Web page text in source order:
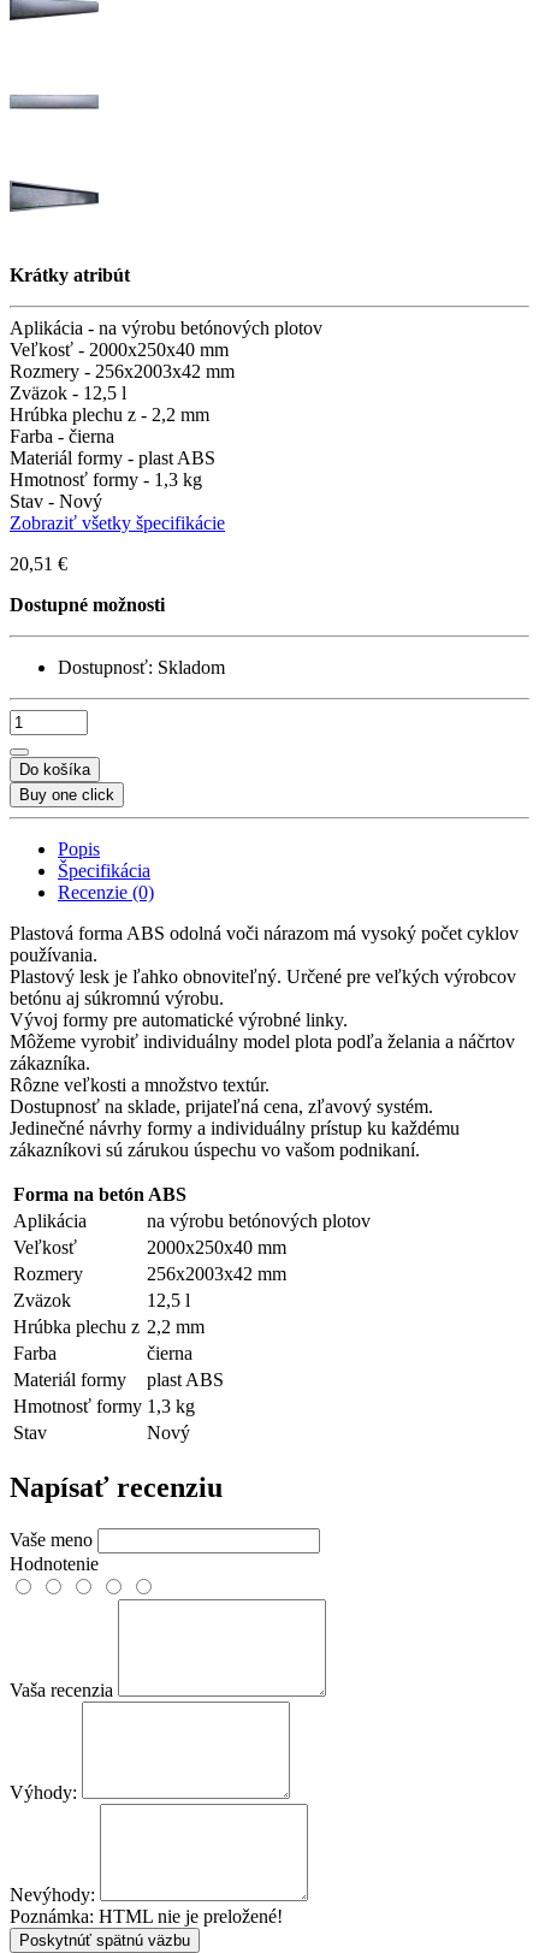
Krátky atribút
Aplikácia - na výrobu betónových plotov
Veľkosť - 2000х250х40 mm
Rozmery - 256х2003х42 mm
Zväzok - 12,5 l
Hrúbka plechu z - 2,2 mm
Farba - čierna
Materiál formy - plast ABS
Hmotnosť formy - 1,3 kg
Stav - Nový
Zobraziť všetky špecifikácie
20,51 €
Dostupné možnosti
Dostupnosť: Skladom
Do košíka
Buy one click
Popis
Špecifikácia
Recenzie (0)
Plastová forma ABS odolná voči nárazom má vysoký počet cyklov
používania.
Plastový lesk je ľahko obnoviteľný. Určené pre veľkých výrobcov
betónu aj súkromnú výrobu.
Vývoj formy pre automatické výrobné linky.
Môžeme vyrobiť individuálny model plota podľa želania a náčrtov
zákazníka.
Rôzne veľkosti a množstvo textúr.
Dostupnosť na sklade, prijateľná cena, zľavový systém.
Jedinečné návrhy formy a individuálny prístup ku každému
zákazníkovi sú zárukou úspechu vo vašom podnikaní.
Forma na betón ABS
Aplikácia
na výrobu betónových plotov
Veľkosť
2000х250х40 mm
Rozmery
256х2003х42 mm
Zväzok
12,5 l
Hrúbka plechu z 2,2 mm
Farba
čierna
Materiál formy
plast ABS
Hmotnosť formy 1,3 kg
Stav
Nový
Napísať recenziu
Vaše meno
Hodnotenie
Vaša recenzia
Výhody:
Nevýhody:
Poznámka: HTML nie je preložené!
Poskytnúť spätnú väzbu